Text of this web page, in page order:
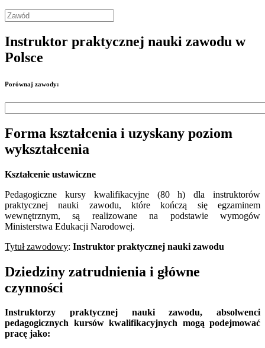
Instruktor praktycznej nauki zawodu w
Polsce
Porównaj zawody:
Forma kształcenia i uzyskany poziom
wykształcenia
Kształcenie ustawiczne
Pedagogiczne kursy kwalifikacyjne (80 h) dla instruktorów
praktycznej nauki zawodu, które kończą się egzaminem
wewnętrznym, są realizowane na podstawie wymogów
Ministerstwa Edukacji Narodowej.
Tytuł zawodowy: Instruktor praktycznej nauki zawodu
Dziedziny zatrudnienia i główne
czynności
Instruktorzy praktycznej nauki zawodu, absolwenci
pedagogicznych kursów kwalifikacyjnych mogą podejmować
pracę jako: